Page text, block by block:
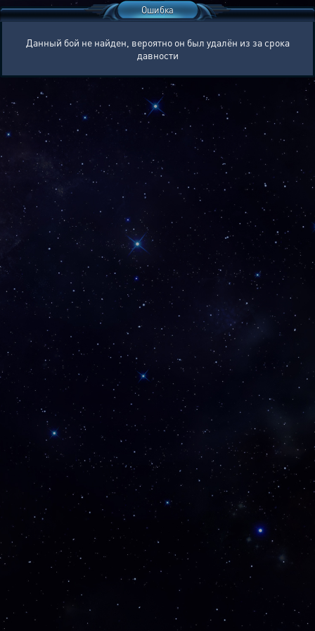
Ошибка
Данный бой не найден, вероятно он был удалён из за срока
давности